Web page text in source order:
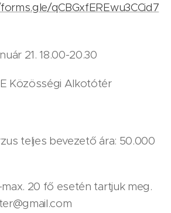
qCBGxfEREwu3CCid7
21. 18.00-20.30
Közösségi Alkotótér
teljes bevezető ára: 50.000
20 fő esetén tartjuk meg.